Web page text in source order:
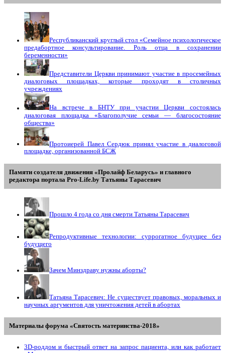
Республиканский круглый стол «Семейное психологическое
предабортное консультирование. Роль отца в сохранении
беременности»
Представители Церкви принимают участие в просемейных
диалоговых площадках, которые проходят в столичных
учреждениях
На встрече в БНТУ при участии Церкви состоялась
диалоговая площадка «Благополучие семьи — благосостояние
общества»
Протоиерей Павел Сердюк принял участие в диалоговой
площадке, организованной БСЖ
Памяти создателя движения «Пролайф Беларусь» и главного
редактора портала Pro-Life.by Tатьяны Tарасевич
Прошло 4 года со дня смерти Татьяны Тарасевич
Репродуктивные технологии: суррогатное будущее без
будущего
Зачем Минздраву нужны аборты?
Татьяна Тарасевич: Не существует правовых, моральных и
научных аргументов для уничтожения детей в абортах
Материалы форума «Святость материнства-2018»
3D-роддом и быстрый ответ на запрос пациента, или как работает